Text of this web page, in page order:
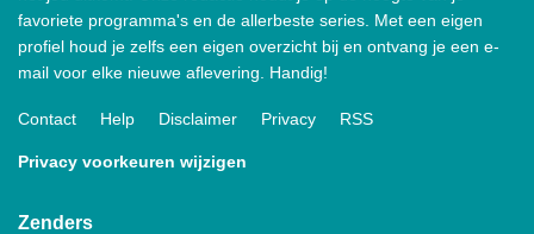
favoriete programma's en de allerbeste series. Met een eigen
profiel houd je zelfs een eigen overzicht bij en ontvang je een e-
mail voor elke nieuwe aflevering. Handig!
Contact Help Disclaimer Privacy RSS
Privacy voorkeuren wijzigen
Zenders